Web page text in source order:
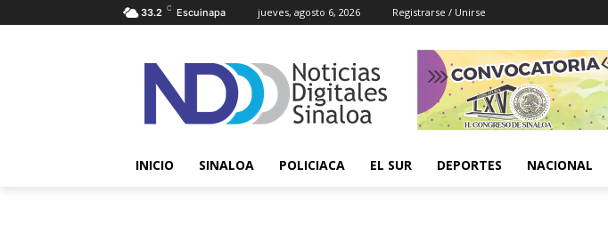
33.2 C Escuinapa jueves, agosto 6, 2026 Registrarse / Unirse
INICIO SINALOA POLICIACA EL SUR DEPORTES NACIONAL